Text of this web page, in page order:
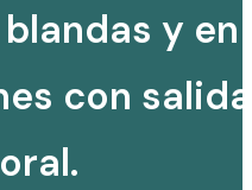
y en
con salida